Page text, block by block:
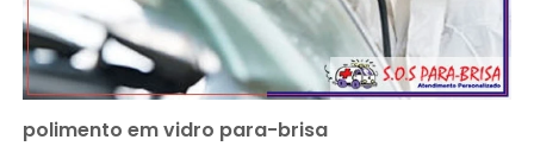
polimento em vidro para-brisa